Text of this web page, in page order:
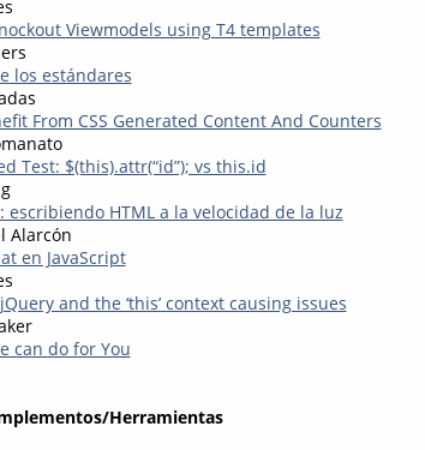
Viewmodels using T4 templates
los estándares
From CSS Generated Content And Counters
Test: $(this).attr(“id”); vs this.id
escribiendo HTML a la velocidad de la luz
Alarcón
en JavaScript
and the ‘this’ context causing issues
can do for You
Herramientas